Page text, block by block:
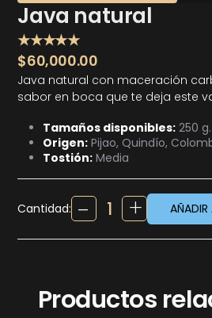
Java natural
★★★★★
$60,000.00
Java natural con maceración
sabor en boca que te deja este
Tamaños disponibles: 250 g.
Origen: Pijao, Quindío,
Tostión: Media
Cantidad:
Productos